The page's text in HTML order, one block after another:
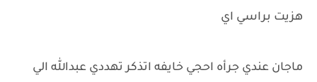
هزيت براسي اي
ماجان عندي جرأه احجي خايفه اتذكر تهددي عبدالله الي